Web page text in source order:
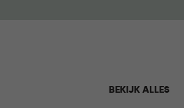
BEKIJK ALLES